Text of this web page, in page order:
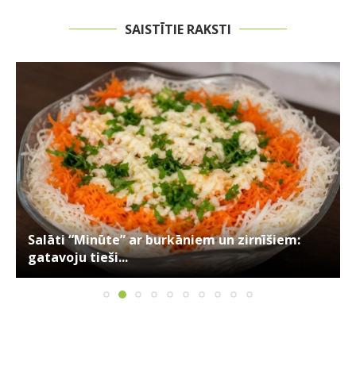
SAISTĪTIE RAKSTI
Salāti “Minūte” ar burkāniem un zirnīšiem:
gatavoju tieši...